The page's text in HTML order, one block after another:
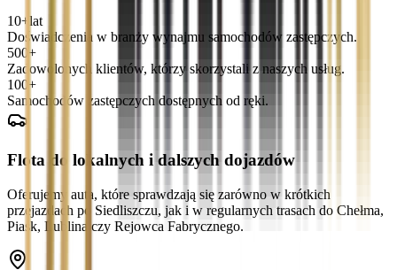
10+ lat
Doświadczenia w branży wynajmu samochodów zastępczych.
500+
Zadowolonych klientów, którzy skorzystali z naszych usług.
100+
Samochodów zastępczych dostępnych od ręki.
Flota do lokalnych i dalszych dojazdów
Oferujemy auta, które sprawdzają się zarówno w krótkich
przejazdach po Siedliszczu, jak i w regularnych trasach do Chełma,
Piask, Lublina czy Rejowca Fabrycznego.